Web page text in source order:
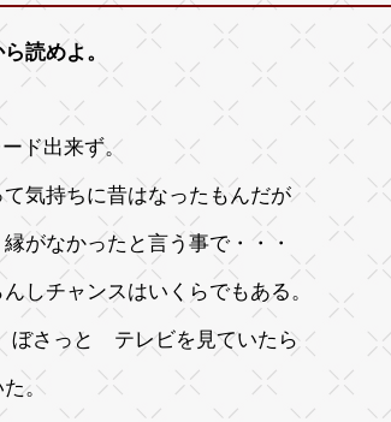
読めよ。
ド出来ず。
気持ちに昔はなったもんだが
がなかったと言う事で・・・
しチャンスはいくらでもある。
ぼさっと テレビを見ていたら
た。